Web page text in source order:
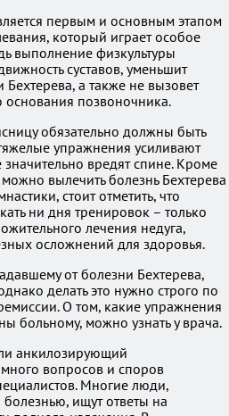
первым и основным этапом
который играет особое
выполнение физкультуры
суставов, уменьшит
а также не вызовет
позвоночника.
обязательно должны быть
упражнения усиливают
значительно вредят спине. Кроме
вылечить болезнь Бехтерева
стоит отметить, что
ни дня тренировок – только
лечения недуга,
осложнений для здоровья.
от болезни Бехтерева,
делать это нужно строго по
О том, какие упражнения
больному, можно узнать у врача.
анкилозирующий
вопросов и споров
Многие люди,
болезнью, ищут ответы на